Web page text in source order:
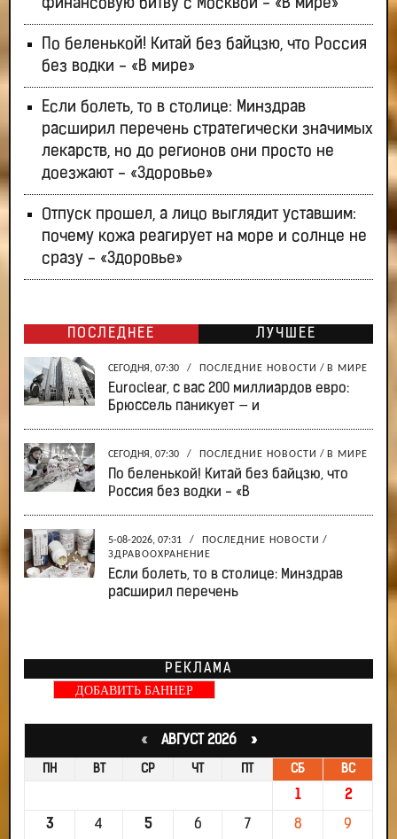
финансовую битву с Москвой - «В мире»
По беленькой! Китай без байцзю, что Россия
без водки - «В мире»
Если болеть, то в столице: Минздрав
расширил перечень стратегически значимых
лекарств, но до регионов они просто не
доезжают - «Здоровье»
Отпуск прошел, а лицо выглядит уставшим:
почему кожа реагирует на море и солнце не
сразу - «Здоровье»
ПОСЛЕДНЕЕ ЛУЧШЕЕ
СЕГОДНЯ, 07:30 / ПОСЛЕДНИЕ НОВОСТИ / В МИРЕ
Euroclear, с вас 200 миллиардов евро:
Брюссель паникует — и
СЕГОДНЯ, 07:30 / ПОСЛЕДНИЕ НОВОСТИ / В МИРЕ
По беленькой! Китай без байцзю, что
Россия без водки - «В
5-08-2026, 07:31 / ПОСЛЕДНИЕ НОВОСТИ /
ЗДРАВООХРАНЕНИЕ
Если болеть, то в столице: Минздрав
расширил перечень
РЕКЛАМА
ДОБАВИТЬ БАННЕР
«АВГУСТ 2026 »
ПН ВТ СР ЧТ ПТ СБ ВС
1 2
3 4 5 6 7 8 9